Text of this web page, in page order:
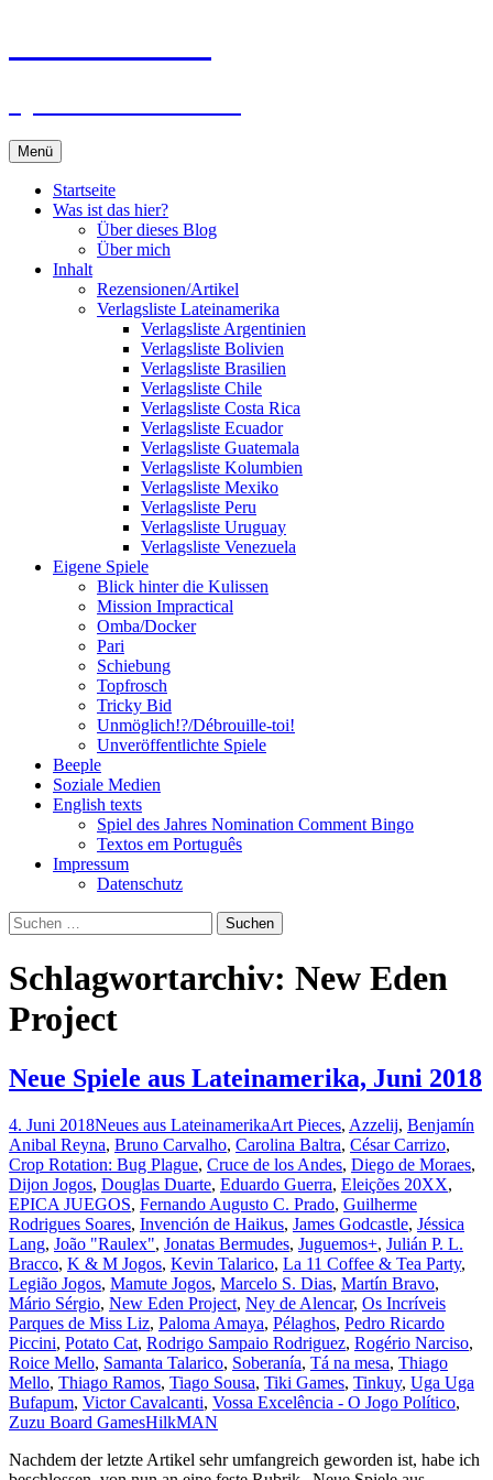
Menü
Startseite
Was ist das hier?
Über dieses Blog
Über mich
Inhalt
Rezensionen/Artikel
Verlagsliste Lateinamerika
Verlagsliste Argentinien
Verlagsliste Bolivien
Verlagsliste Brasilien
Verlagsliste Chile
Verlagsliste Costa Rica
Verlagsliste Ecuador
Verlagsliste Guatemala
Verlagsliste Kolumbien
Verlagsliste Mexiko
Verlagsliste Peru
Verlagsliste Uruguay
Verlagsliste Venezuela
Eigene Spiele
Blick hinter die Kulissen
Mission Impractical
Omba/Docker
Pari
Schiebung
Topfrosch
Tricky Bid
Unmöglich!?/Débrouille-toi!
Unveröffentlichte Spiele
Beeple
Soziale Medien
English texts
Spiel des Jahres Nomination Comment Bingo
Textos em Português
Impressum
Datenschutz
Suchen
nach:
Schlagwortarchiv: New Eden
Project
Neue Spiele aus Lateinamerika, Juni 2018
4. Juni 2018Neues aus LateinamerikaArt Pieces, Azzelij, Benjamín
Anibal Reyna, Bruno Carvalho, Carolina Baltra, César Carrizo,
Crop Rotation: Bug Plague, Cruce de los Andes, Diego de Moraes,
Dijon Jogos, Douglas Duarte, Eduardo Guerra, Eleições 20XX,
EPICA JUEGOS, Fernando Augusto C. Prado, Guilherme
Rodrigues Soares, Invención de Haikus, James Godcastle, Jéssica
Lang, João "Raulex", Jonatas Bermudes, Juguemos+, Julián P. L.
Bracco, K & M Jogos, Kevin Talarico, La 11 Coffee & Tea Party,
Legião Jogos, Mamute Jogos, Marcelo S. Dias, Martín Bravo,
Mário Sérgio, New Eden Project, Ney de Alencar, Os Incríveis
Parques de Miss Liz, Paloma Amaya, Pélaghos, Pedro Ricardo
Piccini, Potato Cat, Rodrigo Sampaio Rodriguez, Rogério Narciso,
Roice Mello, Samanta Talarico, Soberanía, Tá na mesa, Thiago
Mello, Thiago Ramos, Tiago Sousa, Tiki Games, Tinkuy, Uga Uga
Bufapum, Victor Cavalcanti, Vossa Excelência - O Jogo Político,
Zuzu Board GamesHilkMAN
Nachdem der letzte Artikel sehr umfangreich geworden ist, habe ich